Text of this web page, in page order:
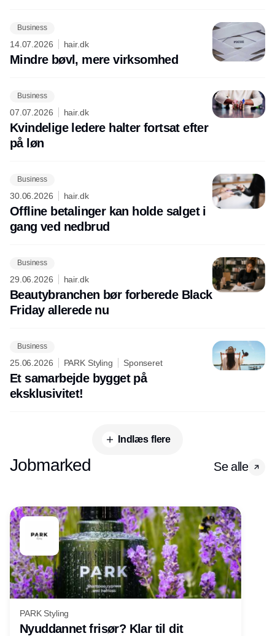
Business
14.07.2026 hair.dk
Mindre bøvl, mere virksomhed
Business
07.07.2026 hair.dk
Kvindelige ledere halter fortsat efter
på løn
Business
30.06.2026 hair.dk
Offline betalinger kan holde salget i
gang ved nedbrud
Business
29.06.2026 hair.dk
Beautybranchen bør forberede Black
Friday allerede nu
Business
25.06.2026 PARK Styling Sponseret
Et samarbejde bygget på
eksklusivitet!
Indlæs flere
Jobmarked Se alle
PARK Styling
Nyuddannet frisør? Klar til dit